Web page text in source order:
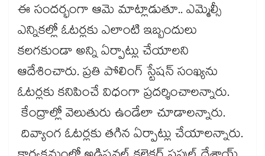
ఈ సందర్భంగా ఆమె మాట్లాడుతూ.. ఎమ్మెల్సీ
ఎన్నికల్లో ఓటర్లకు ఎలాంటి ఇబ్బందులు
కలగకుండా అన్ని ఏర్పాట్లు చేయాలని
ఆదేశించారు. ప్రతి పోలింగ్ స్టేషన్ సంఖ్యను
ఓటర్లకు కనిపించే విధంగా ప్రదర్శించాలన్నారు.
కేంద్రాల్లో వెలుతురు ఉండేలా చూడాలన్నారు.
దివ్యాంగ ఓటర్లకు తగిన ఏర్పాట్లు చేయాలన్నారు.